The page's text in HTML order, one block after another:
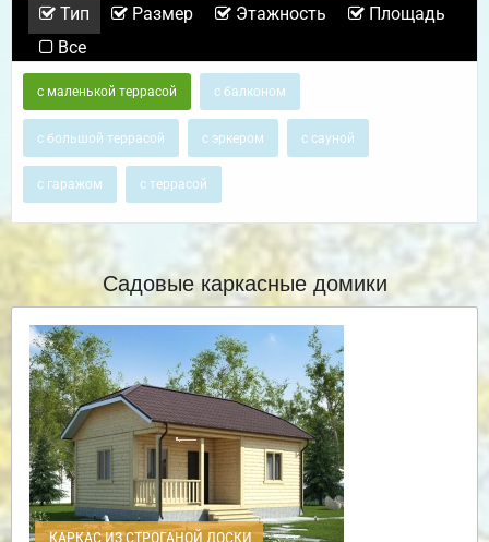
Тип Размер Этажность
Площадь
Все
с маленькой террасой с балконом
с большой террасой с эркером с сауной
с гаражом с террасой
Садовые каркасные домики
КАРКАС ИЗ СТРОГАНОЙ ДОСКИ